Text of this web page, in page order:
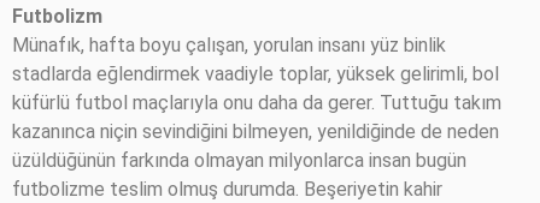
Futbolizm
Münafık, hafta boyu çalışan, yorulan insanı yüz binlik
stadlarda eğlendirmek vaadiyle toplar, yüksek gelirimli, bol
küfürlü futbol maçlarıyla onu daha da gerer. Tuttuğu takım
kazanınca niçin sevindiğini bilmeyen, yenildiğinde de neden
üzüldüğünün farkında olmayan milyonlarca insan bugün
futbolizme teslim olmuş durumda. Beşeriyetin kahir